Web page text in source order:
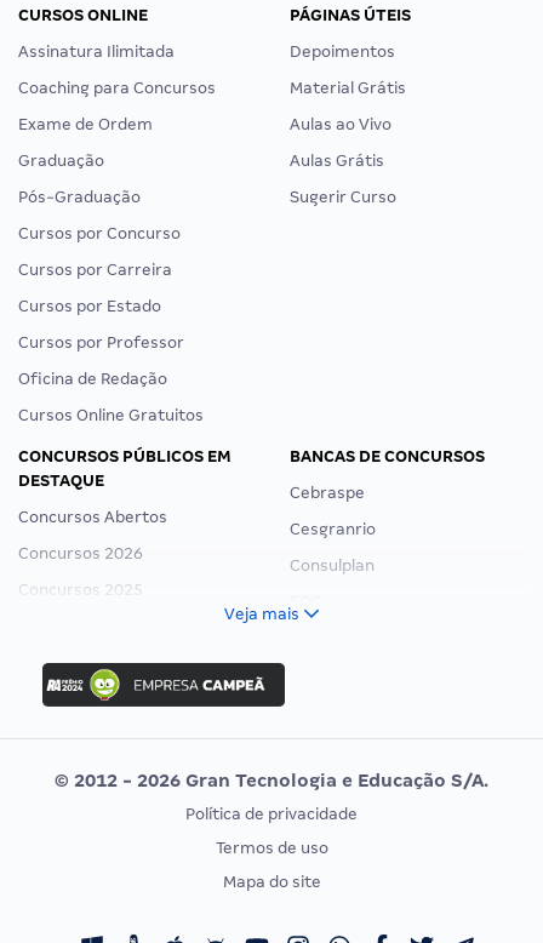
CURSOS ONLINE
Assinatura Ilimitada
Coaching para Concursos
Exame de Ordem
Graduação
Pós-Graduação
Cursos por Concurso
Cursos por Carreira
Cursos por Estado
Cursos por Professor
Oficina de Redação
Cursos Online Gratuitos
PÁGINAS ÚTEIS
Depoimentos
Material Grátis
Aulas ao Vivo
Aulas Grátis
Sugerir Curso
CONCURSOS PÚBLICOS EM
DESTAQUE
Concursos Abertos
Concursos 2026
Concursos 2025
Concurso Ibama
Concurso MPU
Editais publicados
BANCAS DE CONCURSOS
Cebraspe
Cesgranrio
Consulplan
Vunesp
CONCURSOS POR PROFISSÃO
Concursos Fiscais
EXAME DE ORDEM
Calendário OAB
Veja mais
© 2012 - 2026 Gran Tecnologia e Educação S/A.
Política de privacidade
Termos de uso
Mapa do site